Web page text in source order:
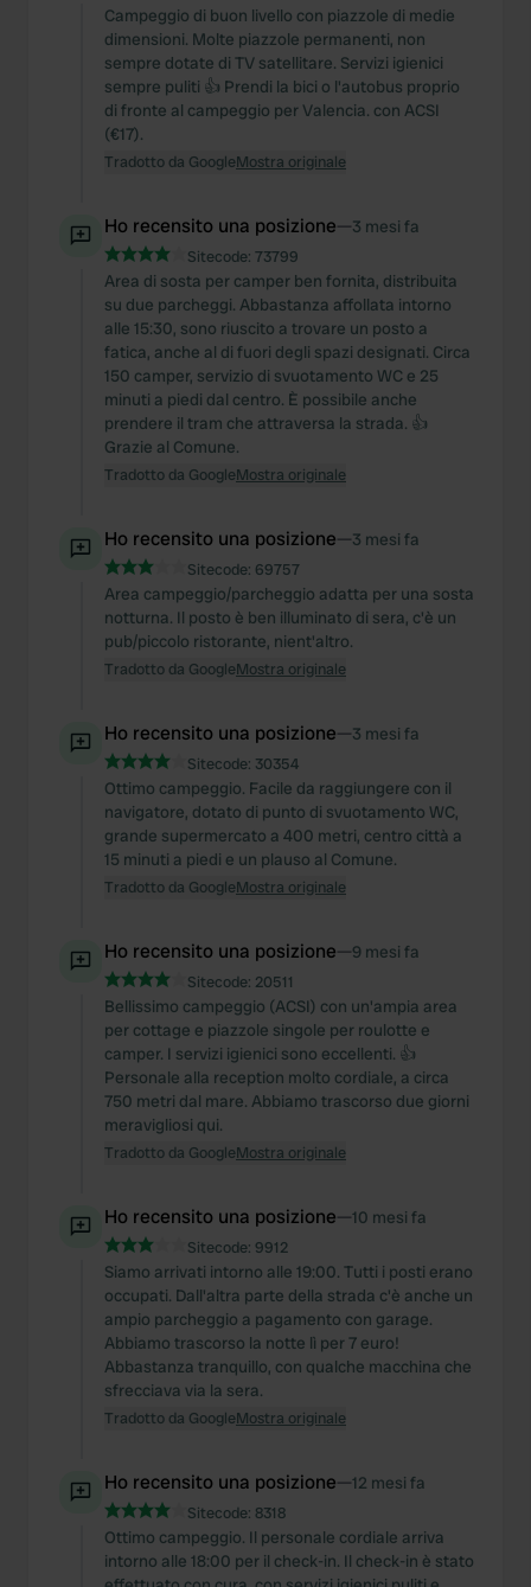
Campeggio di buon livello con piazzole di medie
dimensioni. Molte piazzole permanenti, non
sempre dotate di TV satellitare. Servizi igienici
sempre puliti 👍 Prendi la bici o l'autobus proprio
di fronte al campeggio per Valencia. con ACSI
(€17).
Tradotto da GoogleMostra originale
Ho recensito una posizione—3 mesi fa
Sitecode: 73799
Area di sosta per camper ben fornita, distribuita
su due parcheggi. Abbastanza affollata intorno
alle 15:30, sono riuscito a trovare un posto a
fatica, anche al di fuori degli spazi designati. Circa
150 camper, servizio di svuotamento WC e 25
minuti a piedi dal centro. È possibile anche
prendere il tram che attraversa la strada. 👍
Grazie al Comune.
Tradotto da GoogleMostra originale
Ho recensito una posizione—3 mesi fa
Sitecode: 69757
Area campeggio/parcheggio adatta per una sosta
notturna. Il posto è ben illuminato di sera, c'è un
pub/piccolo ristorante, nient'altro.
Tradotto da GoogleMostra originale
Ho recensito una posizione—3 mesi fa
Sitecode: 30354
Ottimo campeggio. Facile da raggiungere con il
navigatore, dotato di punto di svuotamento WC,
grande supermercato a 400 metri, centro città a
15 minuti a piedi e un plauso al Comune.
Tradotto da GoogleMostra originale
Ho recensito una posizione—9 mesi fa
Sitecode: 20511
Bellissimo campeggio (ACSI) con un'ampia area
per cottage e piazzole singole per roulotte e
camper. I servizi igienici sono eccellenti. 👍
Personale alla reception molto cordiale, a circa
750 metri dal mare. Abbiamo trascorso due giorni
meravigliosi qui.
Tradotto da GoogleMostra originale
Ho recensito una posizione—10 mesi fa
Sitecode: 9912
Siamo arrivati intorno alle 19:00. Tutti i posti erano
occupati. Dall'altra parte della strada c'è anche un
ampio parcheggio a pagamento con garage.
Abbiamo trascorso la notte lì per 7 euro!
Abbastanza tranquillo, con qualche macchina che
sfrecciava via la sera.
Tradotto da GoogleMostra originale
Ho recensito una posizione—12 mesi fa
Sitecode: 8318
Ottimo campeggio. Il personale cordiale arriva
intorno alle 18:00 per il check-in. Il check-in è stato